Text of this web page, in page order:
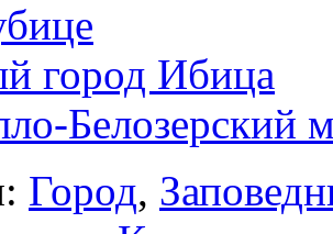
город Ибица
Белозерский
Город,